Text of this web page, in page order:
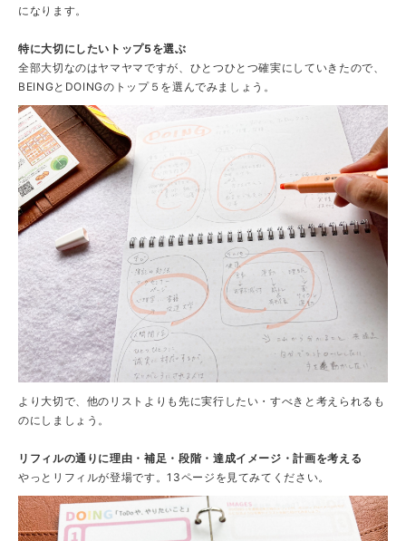
になります。
特に大切にしたいトップ5を選ぶ
全部大切なのはヤマヤマですが、ひとつひとつ確実にしていきたので、
BEINGとDOINGのトップ５を選んでみましょう。
より大切で、他のリストよりも先に実行したい・すべきと考えられるも
のにしましょう。
リフィルの通りに理由・補足・段階・達成イメージ・計画を考える
やっとリフィルが登場です。13ページを見てみてください。